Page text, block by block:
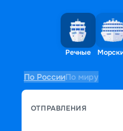
Речные
По РоссииПо миру
ОТПРАВЛЕНИЯ